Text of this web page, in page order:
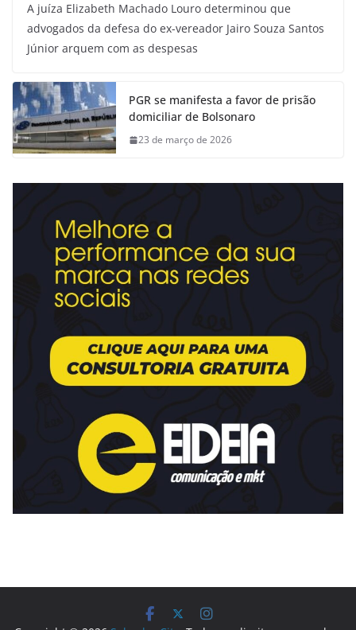
A juíza Elizabeth Machado Louro determinou que
advogados da defesa do ex-vereador Jairo Souza Santos
Júnior arquem com as despesas
PGR se manifesta a favor de prisão
domiciliar de Bolsonaro
23 de março de 2026